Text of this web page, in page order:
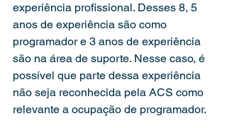
experiência profissional. Desses 8, 5
anos de experiência são como
programador e 3 anos de experiência
são na área de suporte. Nesse caso, é
possível que parte dessa experiência
não seja reconhecida pela ACS como
relevante a ocupação de programador.